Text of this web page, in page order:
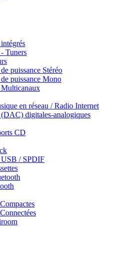
Tuners
puissance Stéréo
puissance Mono
en réseau / Radio Internet
digitales-analogiques
CD
USB / SPDIF